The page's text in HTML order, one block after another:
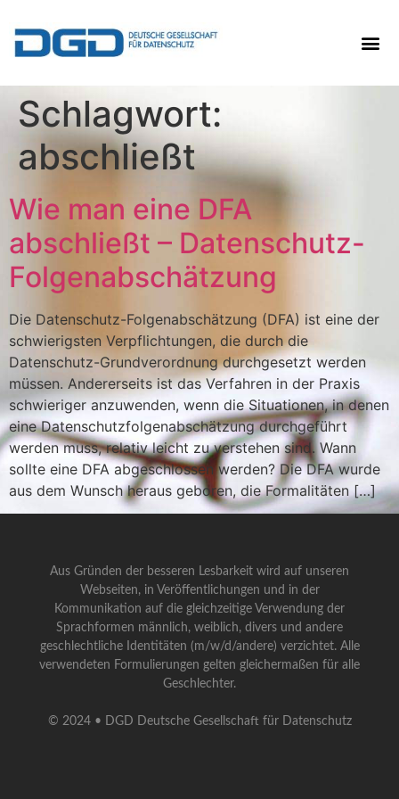
Schlagwort:
abschließt
Wie man eine DFA
abschließt – Datenschutz-
Folgenabschätzung
Die Datenschutz-Folgenabschätzung (DFA) ist eine der
schwierigsten Verpflichtungen, die durch die
Datenschutz-Grundverordnung durchgesetzt werden
müssen. Andererseits ist das Verfahren in der Praxis
schwieriger anzuwenden, wenn die Situationen, in denen
eine Datenschutzfolgenabschätzung durchgeführt
werden muss, relativ leicht zu verstehen sind. Wann
sollte eine DFA abgeschlossen werden? Die DFA wurde
aus dem Wunsch heraus geboren, die Formalitäten […]
Aus Gründen der besseren Lesbarkeit wird auf unseren
Webseiten, in Veröffentlichungen und in der
Kommunikation auf die gleichzeitige Verwendung der
Sprachformen männlich, weiblich, divers und andere
geschlechtliche Identitäten (m/w/d/andere) verzichtet. Alle
verwendeten Formulierungen gelten gleichermaßen für alle
Geschlechter.
© 2024 • DGD Deutsche Gesellschaft für Datenschutz